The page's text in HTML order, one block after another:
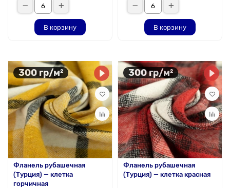
В корзину В корзину
300 гр/м²
Фланель рубашечная
(Турция) — клетка
горчичная
300 гр/м²
Фланель рубашечная
(Турция) — клетка красная